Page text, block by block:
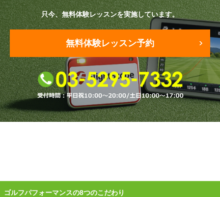
中部（静岡・愛知）
受講生の声
よくある質問
採用情報
只今、無料体験レッスンを実施しています。
無料体験レッスン予約
ゴルフパフォーマンスの8つのこだわり